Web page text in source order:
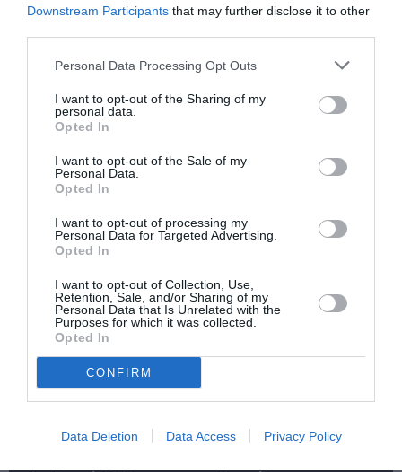
Downstream Participants that may further disclose it to other
Personal Data Processing Opt Outs
I want to opt-out of the Sharing of my
personal data.
Opted In
I want to opt-out of the Sale of my
Personal Data.
Opted In
I want to opt-out of processing my
Personal Data for Targeted Advertising.
Opted In
I want to opt-out of Collection, Use,
Retention, Sale, and/or Sharing of my
Personal Data that Is Unrelated with the
Purposes for which it was collected.
Opted In
CONFIRM
Data Deletion Data Access Privacy Policy
Σχετικά Άρθρα
Η μακρά λίστα με
τις υποψηφιότητες
για το Βραβείο
Booker 2026
Έκθεση Βιβλίου
«Παρεμποδίζοντας
Σπύρος Κακατσάκης